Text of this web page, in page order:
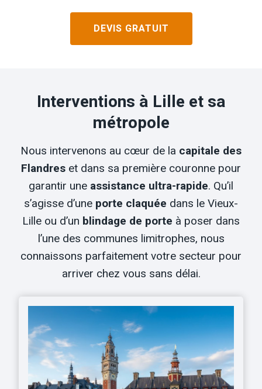
DEVIS GRATUIT
Interventions à Lille et sa
métropole
Nous intervenons au cœur de la capitale des
Flandres et dans sa première couronne pour
garantir une assistance ultra-rapide. Qu’il
s’agisse d’une porte claquée dans le Vieux-
Lille ou d’un blindage de porte à poser dans
l’une des communes limitrophes, nous
connaissons parfaitement votre secteur pour
arriver chez vous sans délai.